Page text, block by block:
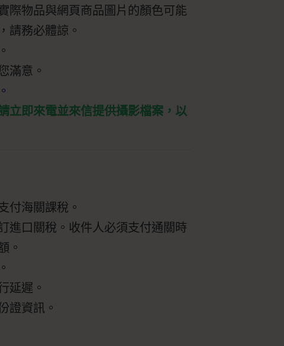
際物品與網頁商品圖片的顏色可能
請務必體諒。
滿意。
立即來電並來信提供攝影檔案，以
付海關課稅。
進口關稅。收件人必須支付通關時
。
延遲。
證資訊。